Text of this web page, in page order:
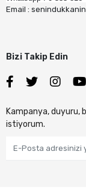
Email :
Bizi Takip Edin
Kampanya, duyuru,
istiyorum.